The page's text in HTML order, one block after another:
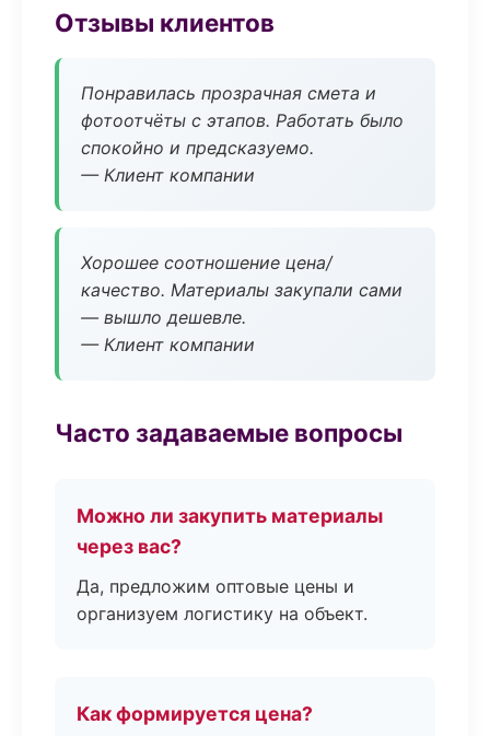
Отзывы клиентов
Понравилась прозрачная смета и
фотоотчёты с этапов. Работать было
спокойно и предсказуемо.
— Клиент компании
Хорошее соотношение цена/
качество. Материалы закупали сами
— вышло дешевле.
— Клиент компании
Часто задаваемые вопросы
Можно ли закупить материалы
через вас?
Да, предложим оптовые цены и
организуем логистику на объект.
Как формируется цена?